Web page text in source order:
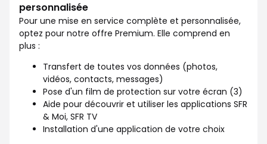
personnalisée
Pour une mise en service complète et personnalisée,
optez pour notre offre Premium. Elle comprend en
plus :
Transfert de toutes vos données (photos,
vidéos, contacts, messages)
Pose d'un film de protection sur votre écran (3)
Aide pour découvrir et utiliser les applications SFR
& Moi, SFR TV
Installation d'une application de votre choix